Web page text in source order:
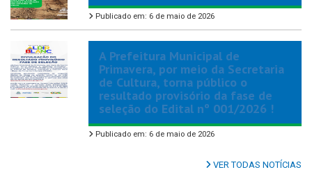
Publicado em: 6 de maio de 2026
A Prefeitura Municipal de
Primavera, por meio da Secretaria
de Cultura, torna público o
resultado provisório da fase de
seleção do Edital nº 001/2026 !
Publicado em: 6 de maio de 2026
VER TODAS NOTÍCIAS